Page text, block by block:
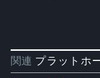
関連 プラットホ